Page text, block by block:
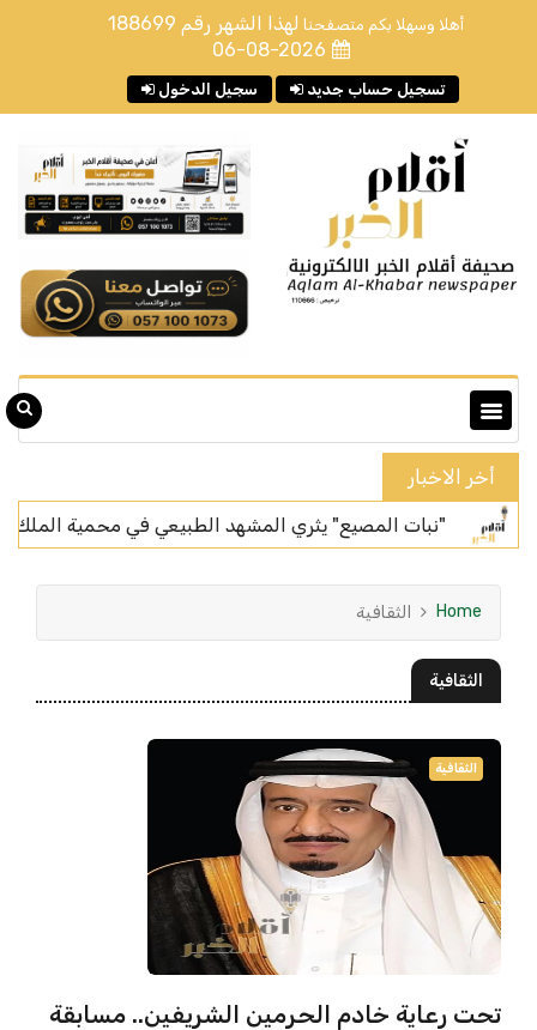
أهلا وسهلا بكم متصفحنا لهذا الشهر رقم 188699
06-08-2026
سجيل الدخول تسجيل حساب جديد
أخر الاخبار
المصيع" يثري المشهد الطبيعي في محمية الملك سلمان بن
Home الثقافية
الثقافية
الثقافية
تحت رعاية خادم الحرمين الشريفين.. مسابقة